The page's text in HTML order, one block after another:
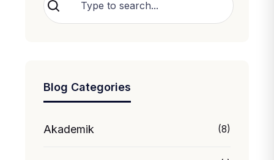
Cari
Blog Categories
Akademik (8)